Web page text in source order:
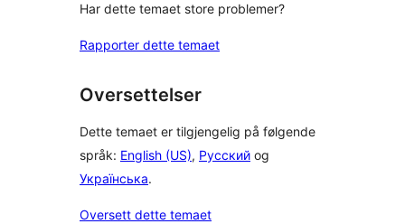
Har dette temaet store problemer?
Rapporter dette temaet
Oversettelser
Dette temaet er tilgjengelig på følgende
språk: English (US), Русский og
Українська.
Oversett dette temaet